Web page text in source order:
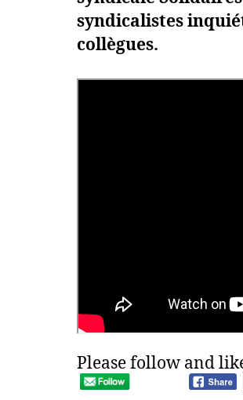
syndicalistes
collègues.
Please follow and